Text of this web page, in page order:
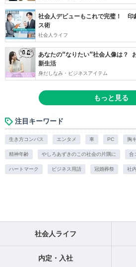
社会人デビューもこれで完璧！ 印
ス術
社会人ライフ
あなたの“なりたい”社会人像は？
新生活
身だしなみ・ビジネスアイテム
もっと見る
注目キーワード
生き方コンパス エンタメ 車 PC 胸
精神年齢 やしろあずきのこの社会の片隅に 合
ハートマーク ビジネス用語 冠婚葬祭 社
社会人ライフ
内定・入社